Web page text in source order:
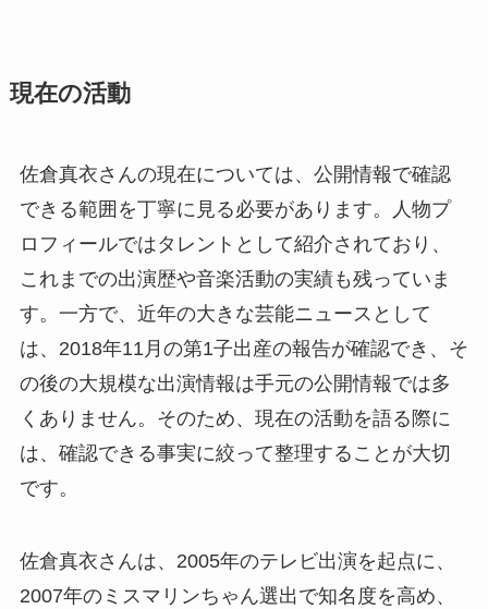
現在の活動
佐倉真衣さんの現在については、公開情報で確認
できる範囲を丁寧に見る必要があります。人物プ
ロフィールではタレントとして紹介されており、
これまでの出演歴や音楽活動の実績も残っていま
す。一方で、近年の大きな芸能ニュースとして
は、2018年11月の第1子出産の報告が確認でき、そ
の後の大規模な出演情報は手元の公開情報では多
くありません。そのため、現在の活動を語る際に
は、確認できる事実に絞って整理することが大切
です。
佐倉真衣さんは、2005年のテレビ出演を起点に、
2007年のミスマリンちゃん選出で知名度を高め、